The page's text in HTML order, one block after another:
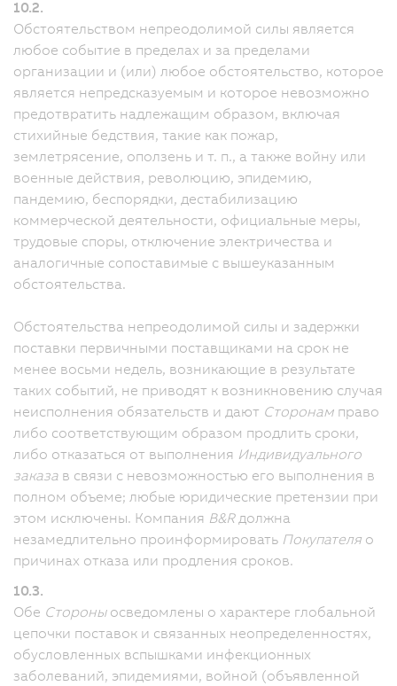
10.2.
Обстоятельством непреодолимой силы является
любое событие в пределах и за пределами
организации и (или) любое обстоятельство, которое
является непредсказуемым и которое невозможно
предотвратить надлежащим образом, включая
стихийные бедствия, такие как пожар,
землетрясение, оползень и т. п., а также войну или
военные действия, революцию, эпидемию,
пандемию, беспорядки, дестабилизацию
коммерческой деятельности, официальные меры,
трудовые споры, отключение электричества и
аналогичные сопоставимые с вышеуказанным
обстоятельства.
Обстоятельства непреодолимой силы и задержки
поставки первичными поставщиками на срок не
менее восьми недель, возникающие в результате
таких событий, не приводят к возникновению случая
неисполнения обязательств и дают Сторонам право
либо соответствующим образом продлить сроки,
либо отказаться от выполнения Индивидуального
заказа в связи с невозможностью его выполнения в
полном объеме; любые юридические претензии при
этом исключены. Компания B&Rдолжна
незамедлительно проинформировать Покупателя о
причинах отказа или продления сроков.
10.3.
Обе Стороныосведомлены о характере глобальной
цепочки поставок и связанных неопределенностях,
обусловленных вспышками инфекционных
заболеваний, эпидемиями, войной (объявленной